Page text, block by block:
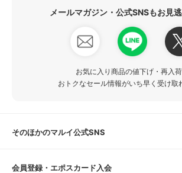
メールマガジン・公式SNSもお見
お気に入り商品の値下げ・再入
おトクなセール情報がいち早く受け取
そのほかのマルイ公式SNS
会員登録・エポスカード入会